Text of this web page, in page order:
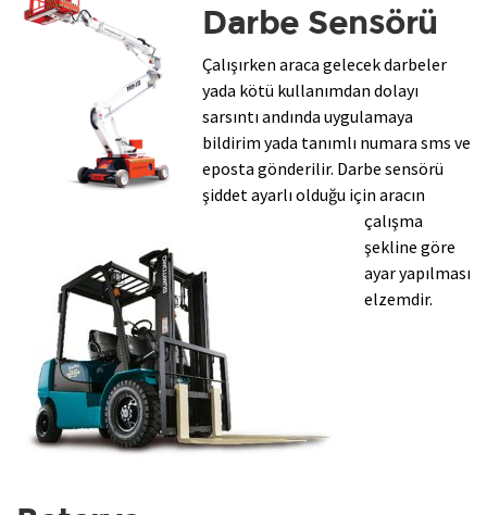
Darbe Sensörü
Çalışırken araca gelecek darbeler
yada kötü kullanımdan dolayı
sarsıntı andında uygulamaya
bildirim yada tanımlı numara sms ve
eposta gönderilir. Darbe sensörü
şiddet ayarlı olduğu için aracın
çalışma
şekline göre
ayar yapılması
elzemdir.